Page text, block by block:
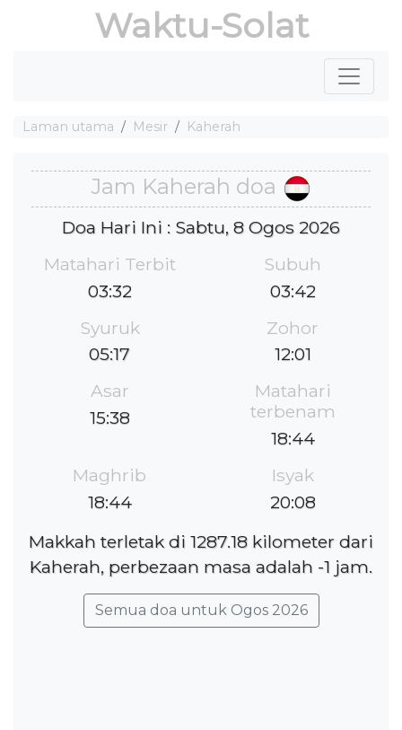
Waktu-Solat
Laman utama Mesir Kaherah
Jam Kaherah doa
Doa Hari Ini : Sabtu, 8 Ogos 2026
Matahari Terbit
03:32
Subuh
03:42
Syuruk
05:17
Zohor
12:01
Asar
15:38
Matahari
terbenam
18:44
Maghrib
18:44
Isyak
20:08
Makkah terletak di 1287.18 kilometer dari
Kaherah, perbezaan masa adalah -1 jam.
Semua doa untuk Ogos 2026